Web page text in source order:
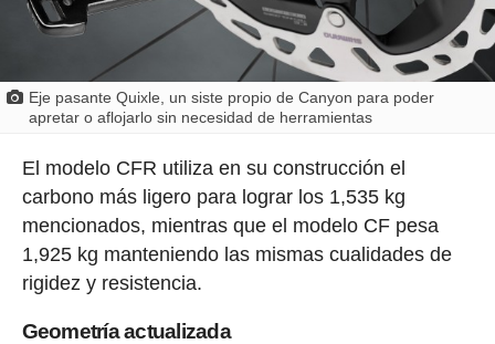
Eje pasante Quixle, un siste propio de Canyon para poder
apretar o aflojarlo sin necesidad de herramientas
El modelo CFR utiliza en su construcción el
carbono más ligero para lograr los 1,535 kg
mencionados, mientras que el modelo CF pesa
1,925 kg manteniendo las mismas cualidades de
rigidez y resistencia.
Geometría actualizada